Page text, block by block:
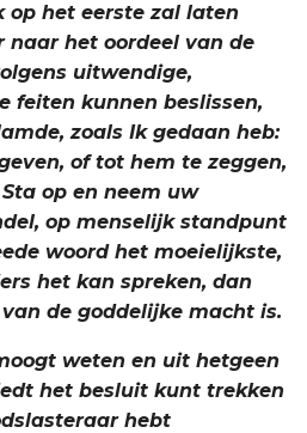
op het eerste zal laten
naar het oordeel van de
uitwendige,
feiten kunnen beslissen,
zoals Ik gedaan heb:
of tot hem te zeggen,
op en neem uw
op menselijk standpunt
woord het moeielijkste,
het kan spreken, dan
de goddelijke macht is.
weten en uit hetgeen
het besluit kunt trekken
hebt